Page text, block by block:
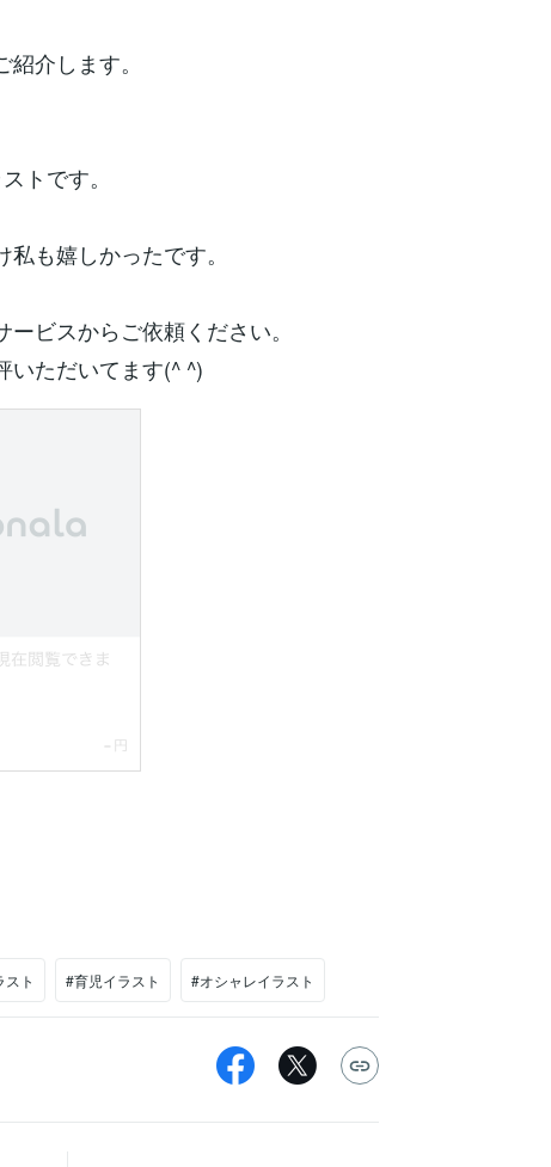
介します。
トです。
も嬉しかったです。
ビスからご依頼ください。
いただいてます(^ ^)
ト #育児イラスト #オシャレイラスト